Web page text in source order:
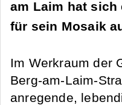
am Laim hat sich
für sein Mosaik
Im Werkraum der
Berg-am-Laim-
anregende,